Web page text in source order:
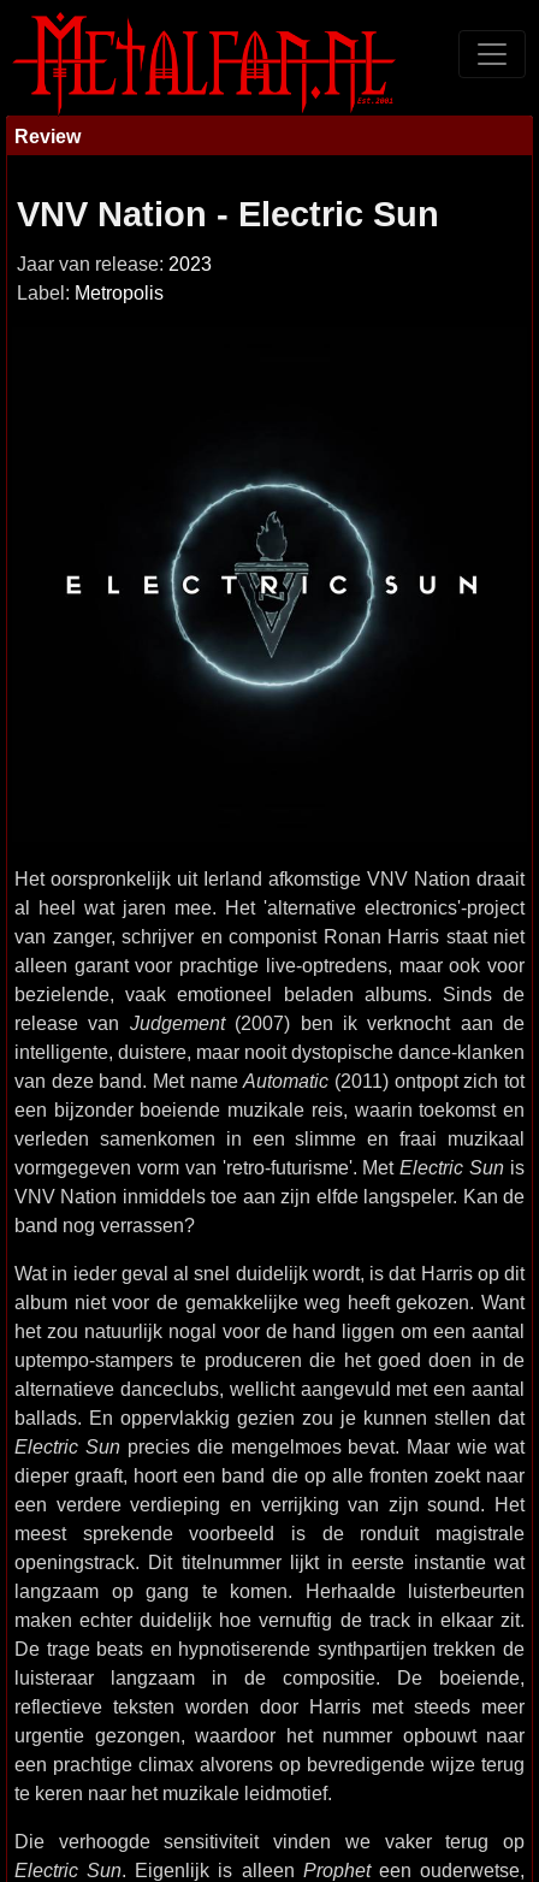
Review
VNV Nation - Electric Sun
Jaar van release: 2023
Label: Metropolis
Het oorspronkelijk uit Ierland afkomstige VNV Nation draait
al heel wat jaren mee. Het 'alternative electronics'-project
van zanger, schrijver en componist Ronan Harris staat niet
alleen garant voor prachtige live-optredens, maar ook voor
bezielende, vaak emotioneel beladen albums. Sinds de
release van Judgement(2007) ben ik verknocht aan de
intelligente, duistere, maar nooit dystopische dance-klanken
van deze band. Met nameAutomatic (2011) ontpopt zich tot
een bijzonder boeiende muzikale reis, waarin toekomst en
verleden samenkomen in een slimme en fraai muzikaal
vormgegeven vorm van 'retro-futurisme'. MetElectric Sun is
VNV Nation inmiddels toe aan zijn elfde langspeler. Kan de
band nog verrassen?
Wat in ieder geval al snel duidelijk wordt, is dat Harris op dit
album niet voor de gemakkelijke weg heeft gekozen. Want
het zou natuurlijk nogal voor de hand liggen om een aantal
uptempo-stampers te produceren die het goed doen in de
alternatieve danceclubs, wellicht aangevuld met een aantal
ballads. En oppervlakkig gezien zou je kunnen stellen dat
Electric Sunprecies die mengelmoes bevat. Maar wie wat
dieper graaft, hoort een band die op alle fronten zoekt naar
een verdere verdieping en verrijking van zijn sound. Het
meest sprekende voorbeeld is de ronduit magistrale
openingstrack. Dit titelnummer lijkt in eerste instantie wat
langzaam op gang te komen. Herhaalde luisterbeurten
maken echter duidelijk hoe vernuftig de track in elkaar zit.
De trage beats en hypnotiserende synthpartijen trekken de
luisteraar langzaam in de compositie. De boeiende,
reflectieve teksten worden door Harris met steeds meer
urgentie gezongen, waardoor het nummer opbouwt naar
een prachtige climax alvorens op bevredigende wijze terug
te keren naar het muzikale leidmotief.
Die verhoogde sensitiviteit vinden we vaker terug op
Electric Sun. Eigenlijk is alleen Propheteen ouderwetse,